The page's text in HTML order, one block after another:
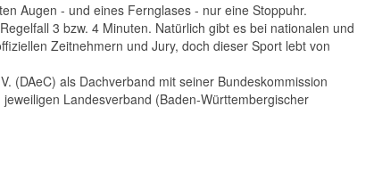
Augen - und eines Fernglases - nur eine Stoppuhr.
3 bzw. 4 Minuten. Natürlich gibt es bei nationalen und
Zeitnehmern und Jury, doch dieser Sport lebt von
(DAeC) als Dachverband mit seiner Bundeskommission
Landesverband (Baden-Württembergischer